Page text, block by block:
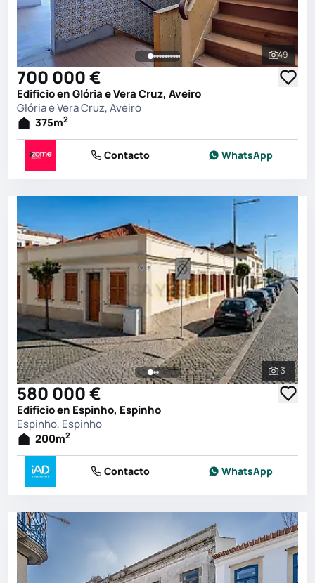
Ver
49
700 000 €
Edificio en Glória e Vera Cruz, Aveiro
Glória e Vera Cruz, Aveiro
375m2
Contacto WhatsApp
Ver
3
580 000 €
Edificio en Espinho, Espinho
Espinho, Espinho
200m2
Contacto WhatsApp